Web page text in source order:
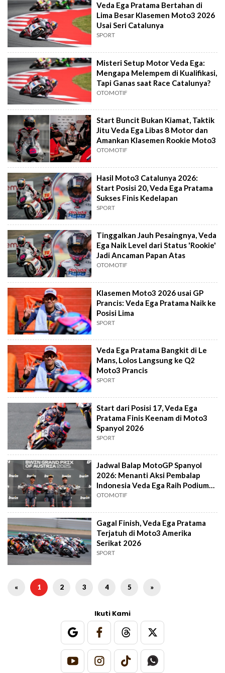
Veda Ega Pratama Bertahan di
Lima Besar Klasemen Moto3 2026
Usai Seri Catalunya
SPORT
Misteri Setup Motor Veda Ega:
Mengapa Melempem di Kualifikasi,
Tapi Ganas saat Race Catalunya?
OTOMOTIF
Start Buncit Bukan Kiamat, Taktik
Jitu Veda Ega Libas 8 Motor dan
Amankan Klasemen Rookie Moto3
OTOMOTIF
Hasil Moto3 Catalunya 2026:
Start Posisi 20, Veda Ega Pratama
Sukses Finis Kedelapan
SPORT
Tinggalkan Jauh Pesaingnya, Veda
Ega Naik Level dari Status 'Rookie'
Jadi Ancaman Papan Atas
OTOMOTIF
Klasemen Moto3 2026 usai GP
Prancis: Veda Ega Pratama Naik ke
Posisi Lima
SPORT
Veda Ega Pratama Bangkit di Le
Mans, Lolos Langsung ke Q2
Moto3 Prancis
SPORT
Start dari Posisi 17, Veda Ega
Pratama Finis Keenam di Moto3
Spanyol 2026
SPORT
Jadwal Balap MotoGP Spanyol
2026: Menanti Aksi Pembalap
Indonesia Veda Ega Raih Podium
Lagi
OTOMOTIF
Gagal Finish, Veda Ega Pratama
Terjatuh di Moto3 Amerika
Serikat 2026
SPORT
« 1 2 3 4 5 »
Ikuti Kami